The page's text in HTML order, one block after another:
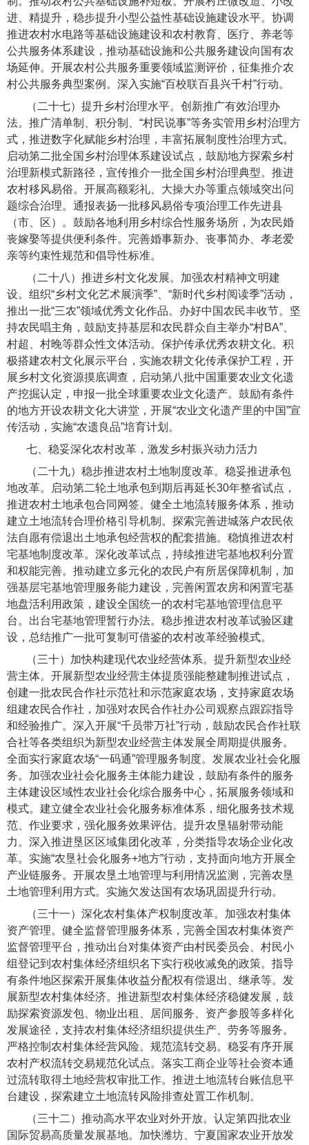
进、精提升，稳步提升小型公益性基础设施建设水平。协调
推进农村水电路等基础设施建设和农村教育、医疗、养老等
公共服务体系建设，推动基础设施和公共服务建设向国有农
场延伸。开展农村公共服务重要领域监测评价，征集推介农
村公共服务典型案例。深入实施“百校联百县兴千村”行动。
（二十七）提升乡村治理水平。创新推广有效治理办
法。推广清单制、积分制、“村民说事”等务实管用乡村治理方
式，推进数字化赋能乡村治理，丰富拓展制度性治理方式。
启动第二批全国乡村治理体系建设试点，鼓励地方探索乡村
治理新模式新路径，宣传推介一批全国乡村治理典型。推进
农村移风易俗。开展高额彩礼、大操大办等重点领域突出问
题综合治理。通报表扬一批移风易俗专项治理工作先进县
（市、区）。鼓励各地利用乡村综合性服务场所，为农民婚
丧嫁娶等提供便利条件。完善婚事新办、丧事简办、孝老爱
亲等约束性规范和倡导性标准。
（二十八）推进乡村文化发展。 加强农村精神文明建
设。组织“乡村文化艺术展演季”、“新时代乡村阅读季”活动，
推出一批“三农”领域优秀文化作品。办好中国农民丰收节。坚
持农民唱主角，鼓励支持基层和农民群众自主举办“村BA”、
村超、村晚等群众性文体活动。保护传承优秀农耕文化。积
极搭建农村文化展示平台，实施农耕文化传承保护工程，开
展乡村文化资源摸底调查，启动第八批中国重要农业文化遗
产挖掘认定，申报一批全球重要农业文化遗产。鼓励有条件
的地方开设农耕文化大讲堂，开展“农业文化遗产里的中国”宣
传活动，实施“农遗良品”培育计划。
七、稳妥深化农村改革，激发乡村振兴动力活力
（二十九）稳步推进农村土地制度改革。稳妥推进承包
地改革。启动第二轮土地承包到期后再延长30年整省试点，
推进农村土地承包合同网签。健全土地流转服务体系，推动
建立土地流转合理价格引导机制。探索完善进城落户农民依
法自愿有偿退出土地承包经营权的配套措施。稳慎推进农村
宅基地制度改革。深化改革试点，持续推进宅基地权利分置
和权能完善。推动建立多元化的农民户有所居保障机制，加
强基层宅基地管理服务能力建设，完善闲置农房和闲置宅基
地盘活利用政策，建设全国统一的农村宅基地管理信息平
台。出台宅基地管理暂行办法。稳步推进农村改革试验区建
设，总结推广一批可复制可借鉴的农村改革经验模式。
（三十）加快构建现代农业经营体系。提升新型农业经
营主体。开展新型农业经营主体提质强能整建制推进试点，
创建一批农民合作社示范社和示范家庭农场，支持家庭农场
组建农民合作社，加强对农民合作社办公司观察点跟踪指导
和经验推广。深入开展“千员带万社”行动，鼓励农民合作社联
合社等各类组织为新型农业经营主体发展全周期提供服务。
全面实行家庭农场“一码通”管理服务制度。发展农业社会化服
务。加强农业社会化服务主体能力建设，鼓励有条件的服务
主体建设区域性农业社会化综合服务中心，拓展服务领域和
模式。建立健全农业社会化服务标准体系，细化服务技术规
范、作业要求，强化服务效果评估。提升农垦辐射带动能
力。深入推进垦区区域集团化改革，分类指导农场企业化改
革。实施“农垦社会化服务+地方”行动，支持面向地方开展全
产业链服务。开展农垦土地管理与利用情况监测，完善农垦
土地管理利用方式。实施欠发达国有农场巩固提升行动。
（三十一）深化农村集体产权制度改革。 加强农村集体
资产管理。健全监督管理服务体系，完善全国农村集体资产
监督管理平台，推动出台对集体资产由村民委员会、村民小
组登记到农村集体经济组织名下实行税收减免的政策。指导
有条件地区探索开展集体收益分配权有偿退出、继承等。发
展新型农村集体经济。推进新型农村集体经济稳健发展，鼓
励探索资源发包、物业出租、居间服务、资产参股等多样化
发展途径，支持农村集体经济组织提供生产、劳务等服务。
严格控制农村集体经营风险。规范流转交易。稳妥有序开展
农村产权流转交易规范化试点。落实工商企业等社会资本通
过流转取得土地经营权审批工作。推进土地流转台账信息平
台建设，探索建立土地流转风险排查处置工作机制。
（三十二）推动高水平农业对外开放。认定第四批农业
国际贸易高质量发展基地。加快潍坊、宁夏国家农业开放发